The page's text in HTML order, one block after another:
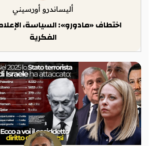
أليساندرو أورسيني
اختطاف «مادورو»: السياسة،
الفكرية